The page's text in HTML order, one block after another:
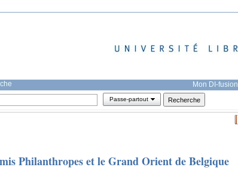
Mon DI-fusion
Passe-partout
Philanthropes et le Grand Orient de Belgique